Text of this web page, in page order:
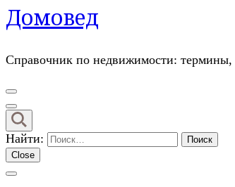
Домовед
Справочник по недвижимости:
Найти:
Close